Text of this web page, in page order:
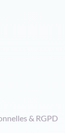
& RGPD